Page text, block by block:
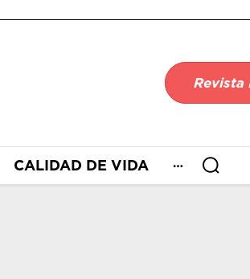
Revista
CALIDAD DE VIDA